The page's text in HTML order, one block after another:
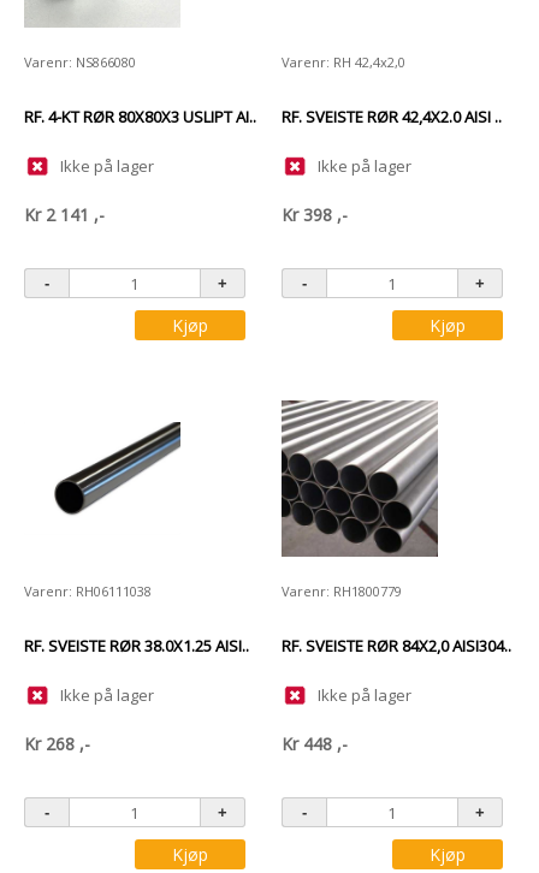
Varenr: NS866080
RF. 4-KT RØR 80X80X3 USLIPT AI..
Ikke på lager
Kr 2 141 ,-
Kjøp
Varenr: RH 42,4x2,0
RF. SVEISTE RØR 42,4X2.0 AISI ..
Ikke på lager
Kr398 ,-
Kjøp
Varenr: RH06111038
RF. SVEISTE RØR 38.0X1.25 AISI..
Ikke på lager
Kr 268 ,-
Kjøp
Varenr: RH1800779
RF. SVEISTE RØR 84X2,0 AISI304..
Ikke på lager
Kr 448 ,-
Kjøp